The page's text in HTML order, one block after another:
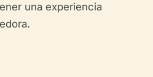
una experiencia